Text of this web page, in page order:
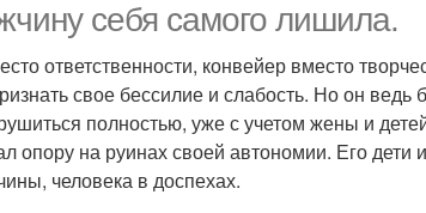
себя самого лишила.
ответственности, конвейер вместо
свое бессилие и слабость. Но он ведь
полностью, уже с учетом жены и
на руинах своей автономии. Его дети и
человека в доспехах.